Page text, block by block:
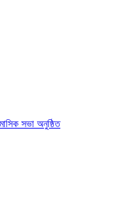
সভা অনুষ্ঠিত